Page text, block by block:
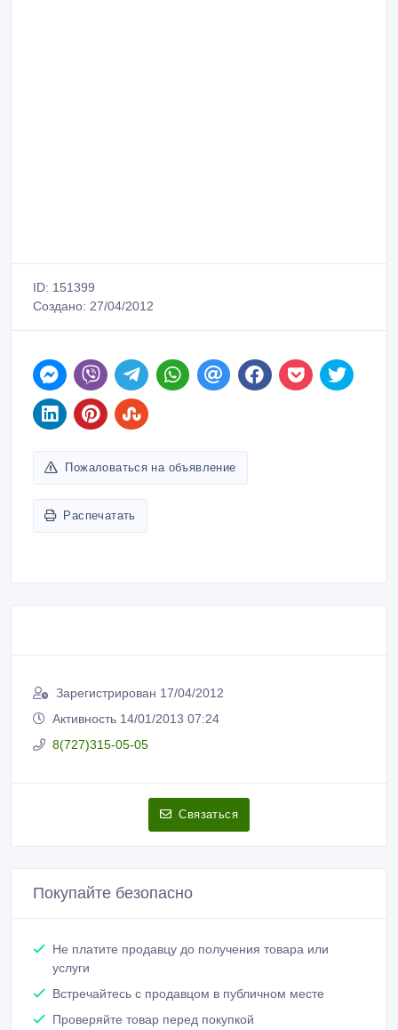
ID: 151399
Создано: 27/04/2012
Пожаловаться на объявление
Распечатать
Зарегистрирован 17/04/2012
Активность 14/01/2013 07:24
8(727)315-05-05
Связаться
Покупайте безопасно
Не платите продавцу до получения товара или
услуги
Встречайтесь с продавцом в публичном месте
Проверяйте товар перед покупкой